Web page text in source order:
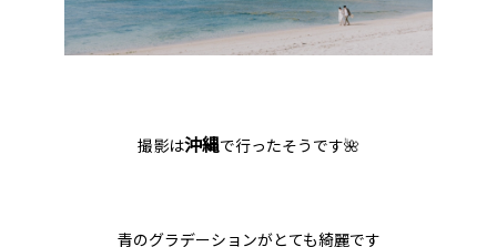
撮影は沖縄で行ったそうです🌺
青のグラデーションがとても綺麗です